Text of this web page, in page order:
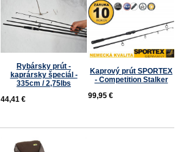
Rybársky prút -
kaprársky špeciál -
335cm / 2,75lbs
44,41 €
Kaprový prút SPORTEX
- Competition Stalker
99,95 €